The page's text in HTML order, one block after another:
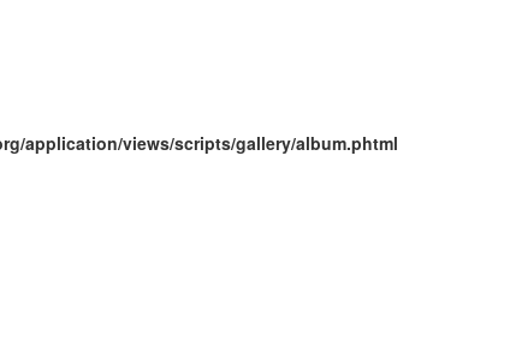
application/views/scripts/gallery/album.phtml